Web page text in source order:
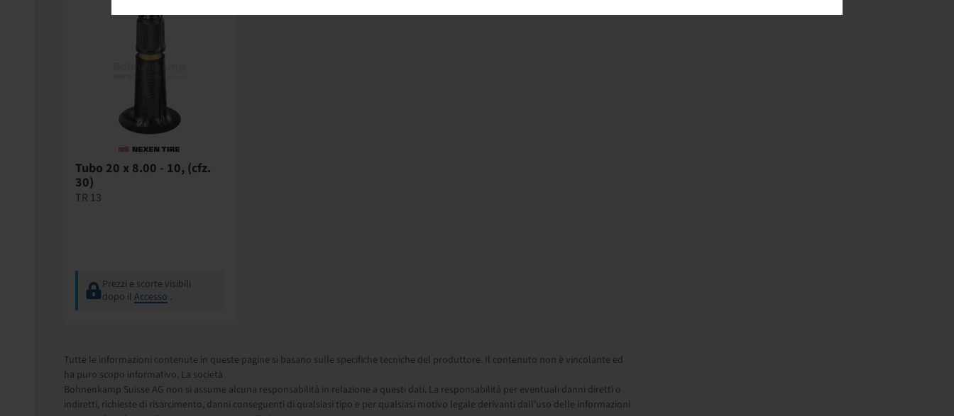
Tubo 20 x 8.00 - 10, (cfz.
30)
TR 13
Prezzi e scorte visibili
dopo il Accesso .
Tutte le informazioni contenute in queste pagine si basano sulle specifiche tecniche del produttore. Il contenuto non è vincolante ed
ha puro scopo informativo. La società
Bohnenkamp Suisse AG non si assume alcuna responsabilità in relazione a questi dati. La responsabilità per eventuali danni diretti o
indiretti, richieste di risarcimento, danni conseguenti di qualsiasi tipo e per qualsiasi motivo legale derivanti dall'uso delle informazioni